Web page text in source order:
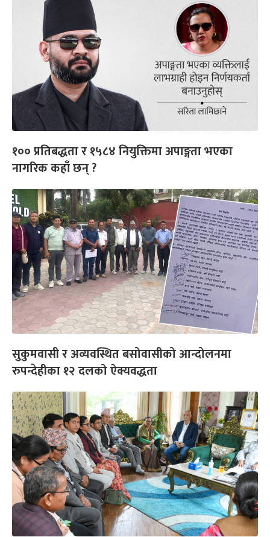
१०० प्रतिबद्धता र १५८४ नियुक्तिमा अपाङ्गता भएका
नागरिक कहाँ छन् ?
सुकुमवासी र अव्यवस्थित बसोवासीको आन्दोलनमा
रुपन्देहीका १२ दलको ऐक्यवद्धता